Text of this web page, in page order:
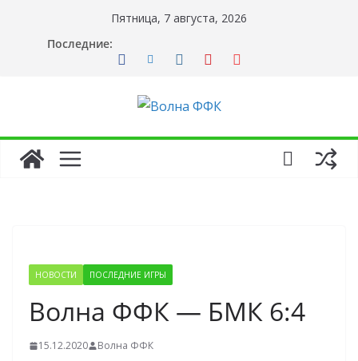
содержимому
Пятница, 7 августа, 2026
Последние:
НОВОСТИ ПОСЛЕДНИЕ ИГРЫ
Волна ФФК — БМК 6:4
15.12.2020 Волна ФФК